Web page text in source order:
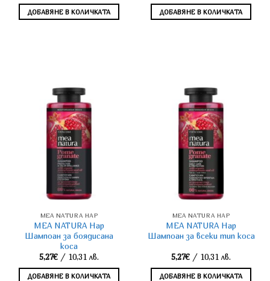
ДОБАВЯНЕ В КОЛИЧКАТА ДОБАВЯНЕ В КОЛИЧКАТА
MEA NATURA НАР
MEA NATURA Нар
Шампоан за боядисана
коса
5,27€ / 10,31 лв.
ДОБАВЯНЕ В КОЛИЧКАТА
MEA NATURA НАР
MEA NATURA Нар
Шампоан за всеки тип коса
5,27€ / 10,31 лв.
ДОБАВЯНЕ В КОЛИЧКАТА